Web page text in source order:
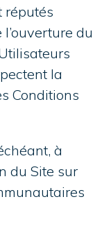
réputés
du
la
Conditions
à
du Site sur